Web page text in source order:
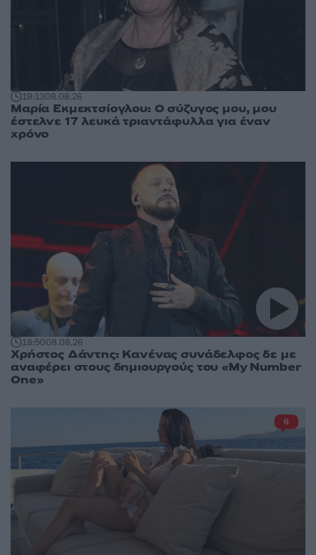
19:1308.08.26
Μαρία Εκμεκτσίογλου: O σύζυγος μου, μου
έστελνε 17 λευκά τριαντάφυλλα για έναν
χρόνο
18:5008.08.26
Χρήστος Δάντης: Κανένας συνάδελφος δε με
αναφέρει στους δημιουργούς του «My Number
One»
6